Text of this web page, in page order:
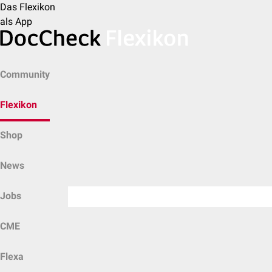
Das Flexikon
als App
Community
Flexikon
Shop
News
Jobs
CME
Flexa